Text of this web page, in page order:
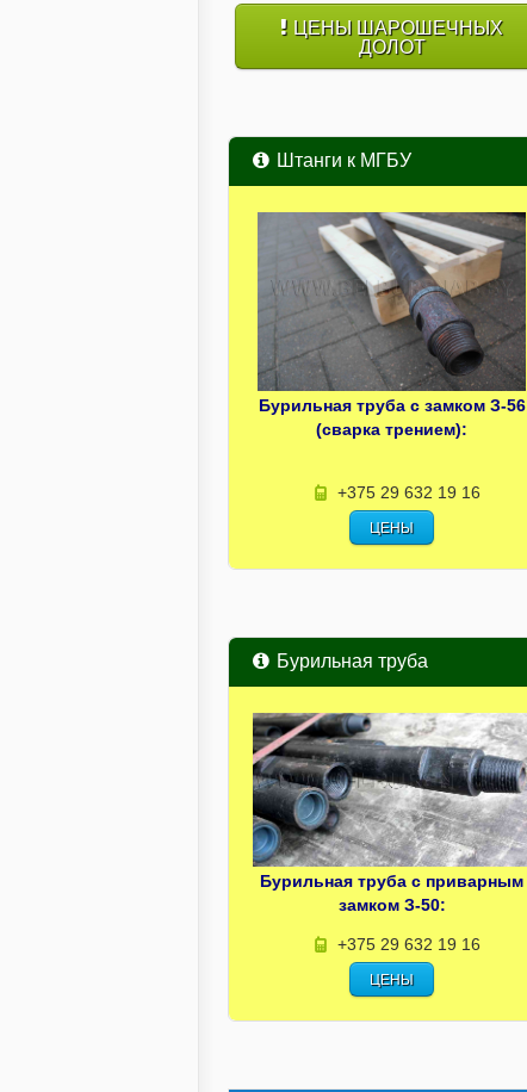
ЦЕНЫ ШАРОШЕЧНЫХ
ДОЛОТ
Штанги к МГБУ
Бурильная труба с замком З-56
(сварка трением):
+375 29 632 19 16
ЦЕНЫ
Бурильная труба
Бурильная труба с приварным
замком З-50:
+375 29 632 19 16
ЦЕНЫ